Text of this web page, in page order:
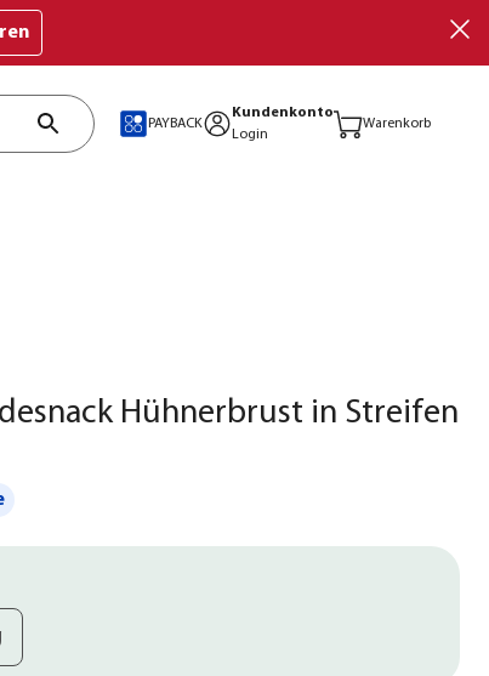
PAYBACK
Kundenkonto
Login
Warenkorb
Hühnerbrust in Streifen